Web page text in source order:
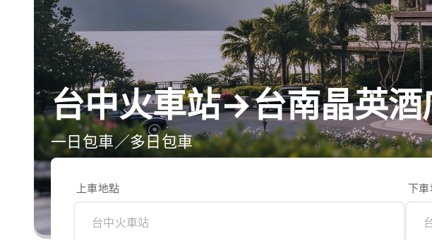
台中火車站→台南晶英
一日包車／多日包車
上車地點 下